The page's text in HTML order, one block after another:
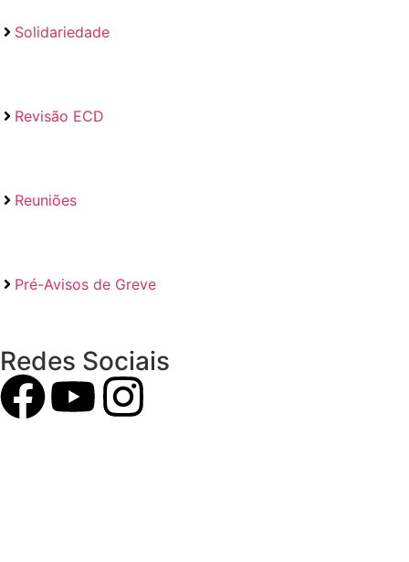
Solidariedade
Revisão ECD
Reuniões
Pré-Avisos de Greve
Redes Sociais